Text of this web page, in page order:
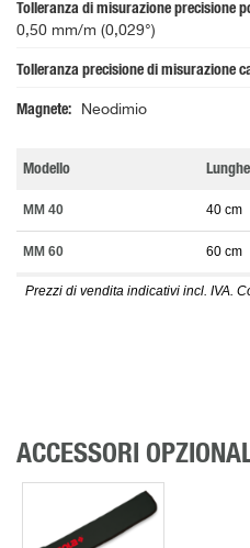
Tolleranza di misurazione precisione
0,50 mm/m (0,029°)
Tolleranza precisione di misurazione
Magnete Neodimio
Modello
MM 40 40 cm
MM 60 60 cm
Prezzi di vendita indicativi incl. IVA.
ACCESSORI